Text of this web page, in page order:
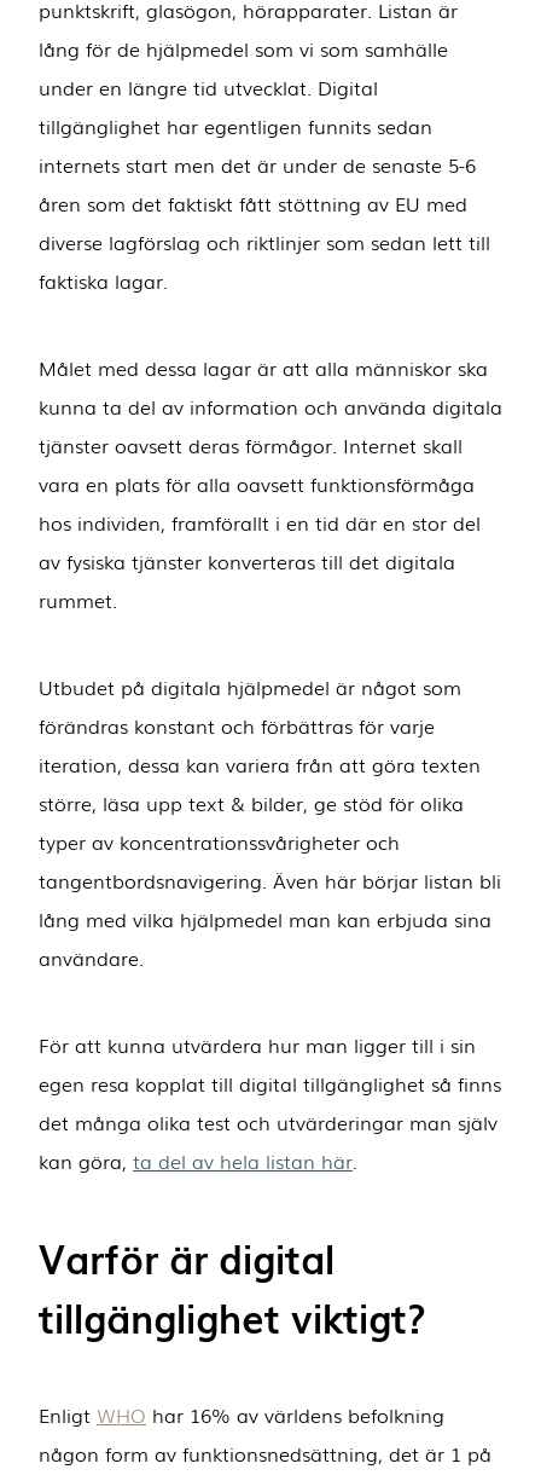
punktskrift, glasögon, hörapparater. Listan är
lång för de hjälpmedel som vi som samhälle
under en längre tid utvecklat. Digital
tillgänglighet har egentligen funnits sedan
internets start men det är under de senaste 5-6
åren som det faktiskt fått stöttning av EU med
diverse lagförslag och riktlinjer som sedan lett till
faktiska lagar.
Målet med dessa lagar är att alla människor ska
kunna ta del av information och använda digitala
tjänster oavsett deras förmågor. Internet skall
vara en plats för alla oavsett funktionsförmåga
hos individen, framförallt i en tid där en stor del
av fysiska tjänster konverteras till det digitala
rummet.
Utbudet på digitala hjälpmedel är något som
förändras konstant och förbättras för varje
iteration, dessa kan variera från att göra texten
större, läsa upp text & bilder, ge stöd för olika
typer av koncentrationssvårigheter och
tangentbordsnavigering. Även här börjar listan bli
lång med vilka hjälpmedel man kan erbjuda sina
användare.
För att kunna utvärdera hur man ligger till i sin
egen resa kopplat till digital tillgänglighet så finns
det många olika test och utvärderingar man själv
kan göra, ta del av hela listan här.
Varför är digital
tillgänglighet viktigt?
Enligt WHO har 16% av världens befolkning
någon form av funktionsnedsättning, det är 1 på